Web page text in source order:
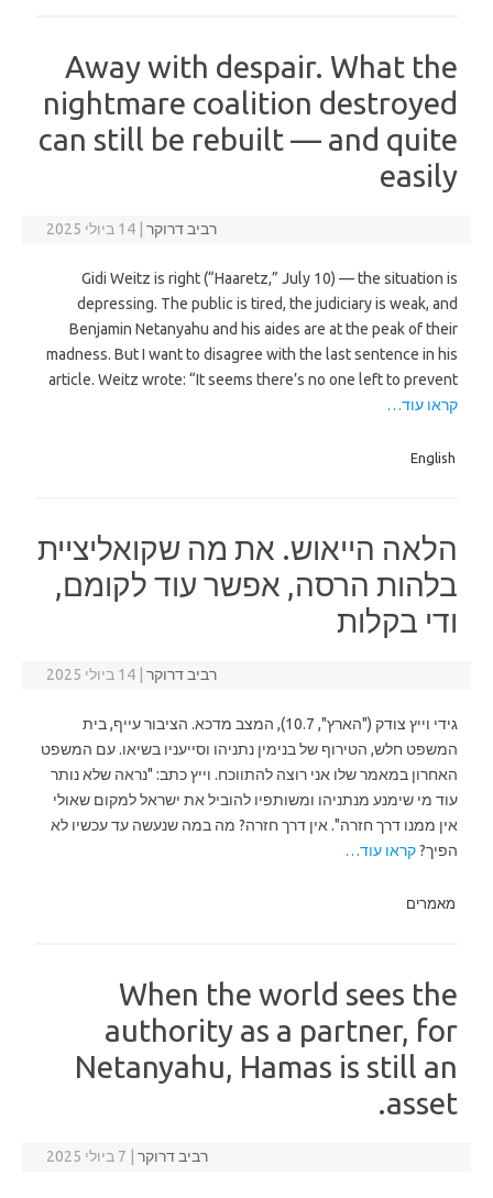
Away with despair. What the
nightmare coalition destroyed
can still be rebuilt — and quite
easily
רביב דרוקר 14 ביולי 2025
Gidi Weitz is right (“Haaretz,” July 10) — the situation is
depressing. The public is tired, the judiciary is weak, and
Benjamin Netanyahu and his aides are at the peak of their
madness. But I want to disagree with the last sentence in his
article. Weitz wrote: “It seems there’s no one left to prevent
קראו עוד…
English
הלאה הייאוש. את מה שקואליציית
בלהות הרסה, אפשר עוד לקומם,
ודי בקלות
רביב דרוקר 14 ביולי 2025
גידי וייץ צודק ("הארץ", 10.7), המצב מדכא. הציבור עייף, בית
המשפט חלש, הטירוף של בנימין נתניהו וסייעניו בשיאו. עם המשפט
האחרון במאמר שלו אני רוצה להתווכח. וייץ כתב: "נראה שלא נותר
עוד מי שימנע מנתניהו ומשותפיו להוביל את ישראל למקום שאולי
אין ממנו דרך חזרה". אין דרך חזרה? מה במה שנעשה עד עכשיו לא
הפיך?קראו עוד…
מאמרים
When the world sees the
authority as a partner, for
Netanyahu, Hamas is still an
asset.
רביב דרוקר 7 ביולי 2025